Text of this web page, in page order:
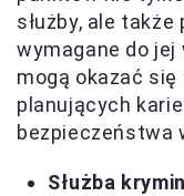
służby, ale
wymagane do
mogą okazać
planujących
bezpieczeństwa
Służba